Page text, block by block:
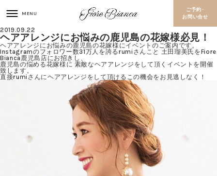
ご予約･
お問い合せ
2019.09.22
ヘアアレンジにお悩みの鹿児島の花嫁様必見！
ヘアアレンジにお悩みの鹿児島の花嫁様にイベントのご案内です。
Instagramのフォロワー数31万人を誇るrumiさんこと 土田瑠美氏をFiore
Bianca鹿児島店にお招きし、
鹿児島の悩める花嫁様に 素敵なヘアアレンジをして頂くイベントを開催
致します。
直接rumiさんにヘアアレンジをして頂けるこの機会をお見逃しなく！